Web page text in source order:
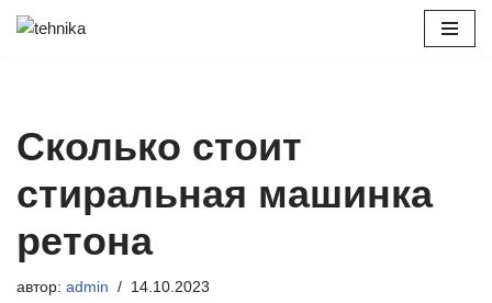
Сколько стоит
стиральная машинка
ретона
автор: admin 14.10.2023